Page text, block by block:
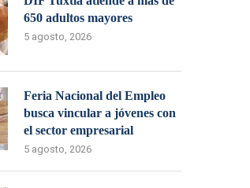
650 adultos mayores
5 agosto, 2026
Feria Nacional del Empleo
busca vincular a jóvenes con
el sector empresarial
5 agosto, 2026